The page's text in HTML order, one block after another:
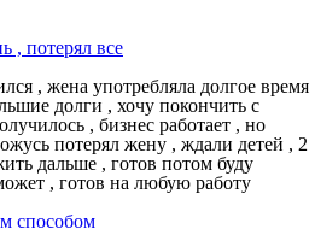
, потерял все
, жена употребляла долгое время
долги , хочу покончить с
, бизнес работает , но
потерял жену , ждали детей , 2
дальше , готов потом буду
, готов на любую работу
способом